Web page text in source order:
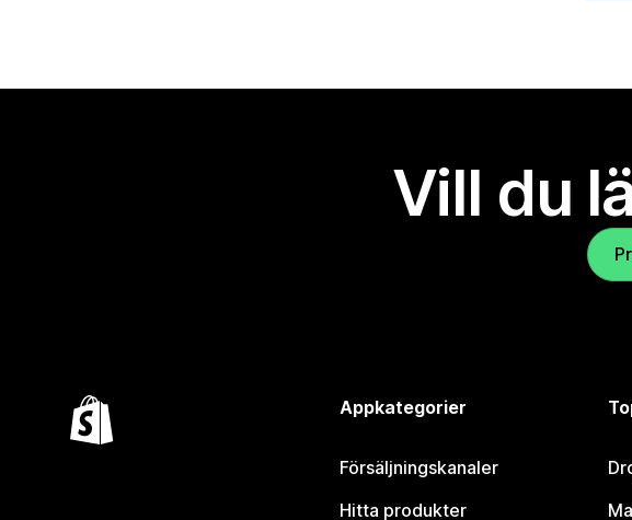
Vill du
Appkategorier
Försäljningskanaler
Hitta produkter